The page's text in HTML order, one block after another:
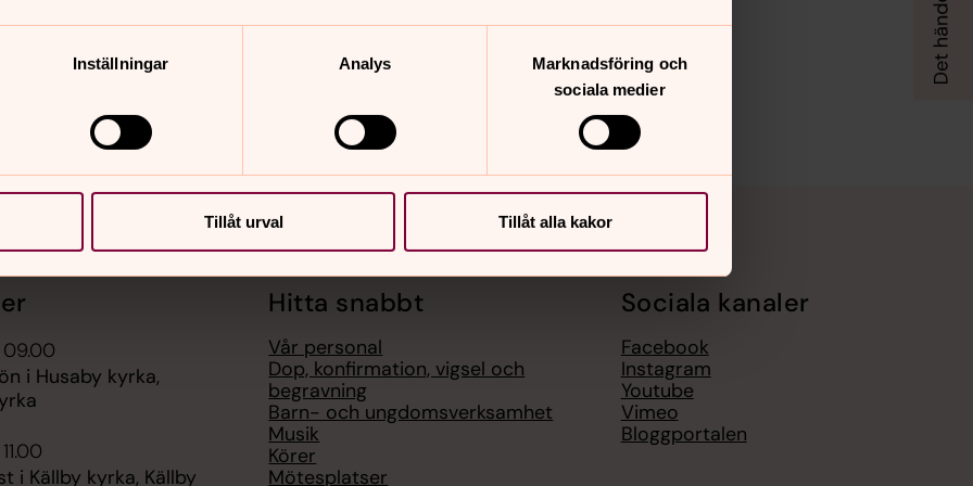
Inställningar Analys
Marknadsföring och
sociala medier
Tillåt urval Tillåt alla kakor
i Husaby kyrka,
i Källby kyrka, Källby
Hitta snabbt
Vår personal
Dop, konfirmation, vigsel och
begravning
Barn- och ungdomsverksamhet
Musik
Körer
Mötesplatser
Sociala kanaler
Facebook
Instagram
Youtube
Vimeo
Bloggportalen